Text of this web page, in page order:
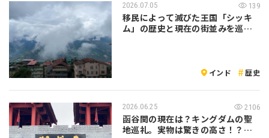
2026.07.05 139
移民によって滅びた王国「シッキ
ム」の歴史と現在の街並みを巡る
インド 歴史
2026.06.25 2106
函谷関の現在は？キングダムの聖
地巡礼。実物は驚きの高さ！？中